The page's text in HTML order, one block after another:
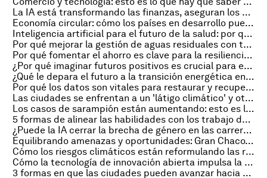
La IA está transformando las finanzas, aseguran los CFOs. Así es como
Economía circular: cómo los países en desarrollo pueden prosperar con menos productos nuevos
Inteligencia artificial para el futuro de la salud: por qué debemos invertir en evidencia, infraestructura y equidad
Por qué mejorar la gestión de aguas residuales con tecnología fomenta la resiliencia social
Por qué fomentar el ahorro es clave para la resiliencia financiera
¿Por qué imaginar futuros positivos es crucial para el progreso de la humanidad?
¿Qué le depara el futuro a la transición energética en EE. UU.?
Por qué los datos son vitales para restaurar y recuperar los bosques en Brasil
Las ciudades se enfrentan a un 'látigo climático' y otras noticias sobre transformación urbana
Los casos de sarampión están aumentando: esto es lo que hay que hacer
5 formas de alinear las habilidades con los trabajo del futuro
¿Puede la IA cerrar la brecha de género en las carreras STEM? Esto es lo que dicen los datos
Equilibrando amenazas y oportunidades: Gran Chaco, el bioma olvidado de Sudamérica
Cómo los riesgos climáticos están reformulando las respuestas empresariales
Cómo la tecnología de innovación abierta impulsa la colaboración transfronteriza
3 formas en que las ciudades pueden avanzar hacia el futuro del transporte